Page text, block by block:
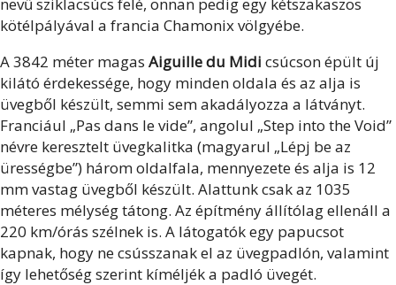
kötélpályával a francia Chamonix völgyébe.
A 3842 méter magas Aiguille du Midi csúcson épült új
kilátó érdekessége, hogy minden oldala és az alja is
üvegből készült, semmi sem akadályozza a látványt.
Franciául „Pas dans le vide”, angolul „Step into the Void”
névre keresztelt üvegkalitka (magyarul „Lépj be az
ürességbe”) három oldalfala, mennyezete és alja is 12
mm vastag üvegből készült. Alattunk csak az 1035
méteres mélység tátong. Az építmény állítólag ellenáll a
220 km/órás szélnek is. A látogatók egy papucsot
kapnak, hogy ne csússzanak el az üvegpadlón, valamint
így lehetőség szerint kíméljék a padló üvegét.